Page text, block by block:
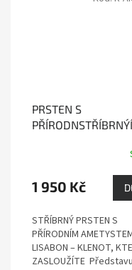
PRSTEN S
přirozenou intuici
zdrojem léčivé a
1 950 Kč
STŘÍBRNÝ PRSTEN S
PŘÍRODNÍM
LISABON – KLENOT,
ZASLOUŽÍTE